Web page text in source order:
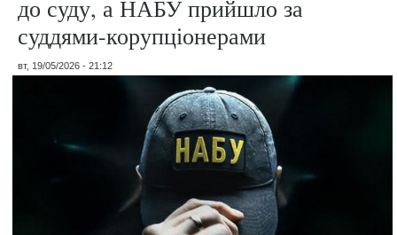
до суду, а НАБУ прийшло за
суддями-корупціонерами
вт, 19/05/2026 - 21:12